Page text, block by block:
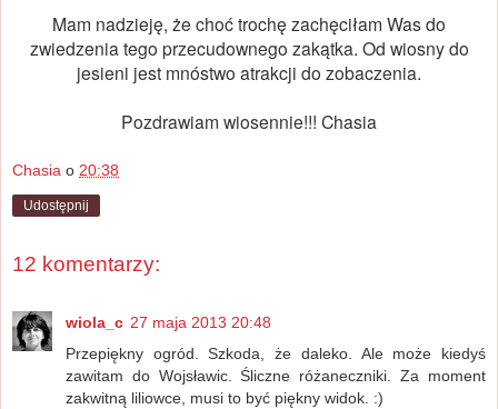
Mam nadzieję, że choć trochę zachęciłam Was do
zwiedzenia tego przecudownego zakątka. Od wiosny do
jesieni jest mnóstwo atrakcji do zobaczenia.
Pozdrawiam wiosennie!!! Chasia
Chasia o 20:38
Udostępnij
12 komentarzy:
wiola_c 27 maja 2013 20:48
Przepiękny ogród. Szkoda, że daleko. Ale może kiedyś
zawitam do Wojsławic. Śliczne różaneczniki. Za moment
zakwitną liliowce, musi to być piękny widok. :)